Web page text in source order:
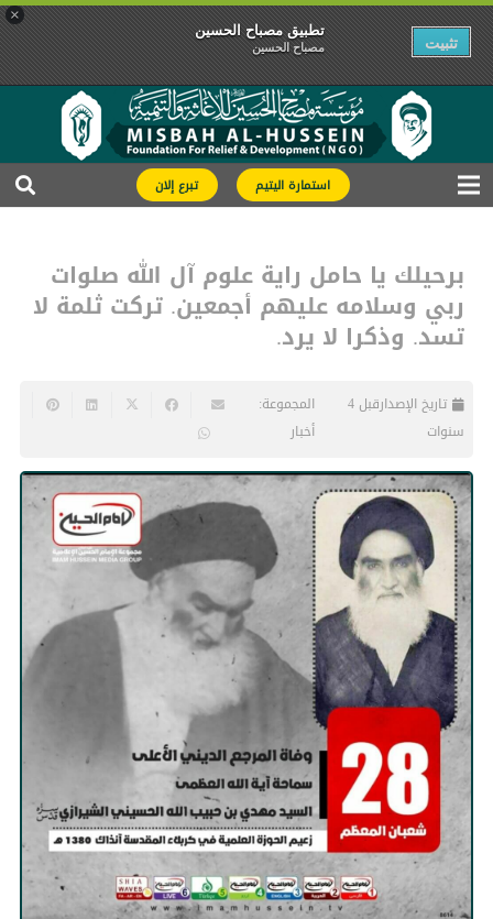
×
تطبیق مصباح الحسین
مصباح الحسین تثبیت
استمارة اليتيم تبرع إلان
برحيلك يا حامل راية علوم آل الله صلوات
ربي وسلامه عليهم أجمعين. تركت ثلمة لا
تسد. وذكرا لا يرد.
تاريخ الإصدار
قبل 4
سنوات
المجموعة:
أخبار